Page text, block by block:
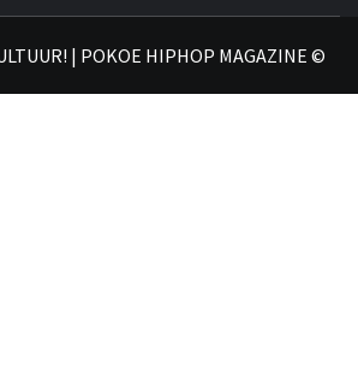
| POKOE HIPHOP MAGAZINE ©